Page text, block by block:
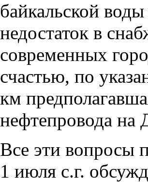
байкальской
недостаток в
современных
счастью, по
км
нефтепровода на
Все эти вопросы
1 июля с.г.